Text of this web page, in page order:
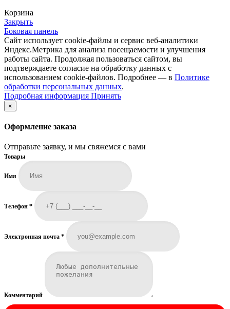
Корзина
Закрыть
Боковая панель
Сайт использует cookie-файлы и сервис веб-аналитики
Яндекс.Метрика для анализа посещаемости и улучшения
работы сайта. Продолжая пользоваться сайтом, вы
подтверждаете согласие на обработку данных с
использованием cookie-файлов. Подробнее — в Политике
обработки персональных данных.
Подробная информация Подробная
Принять
×
Оформление заказа
Отправьте заявку, и мы свяжемся с вами
Товары
Имя
Телефон *
Электронная почта *
Комментарий